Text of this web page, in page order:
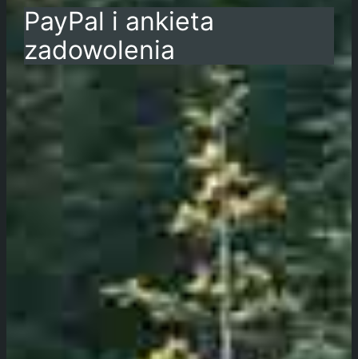
PayPal i ankieta
zadowolenia